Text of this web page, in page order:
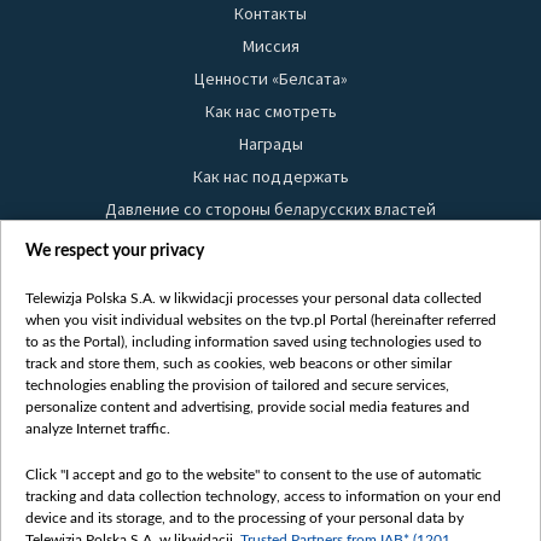
Контакты
Миссия
Ценности «Белсата»
Как нас смотреть
Награды
Как нас поддержать
Давление со стороны беларусских властей
Правила использования материалов
Безопасность
Youtube
Белсат news
Белсат Life
Belsat English
Biełsat PL
We respect your privacy
Telewizja Polska S.A. w likwidacji processes your personal data collected
when you visit individual websites on the tvp.pl Portal (hereinafter referred
to as the Portal), including information saved using technologies used to
track and store them, such as cookies, web beacons or other similar
technologies enabling the provision of tailored and secure services,
personalize content and advertising, provide social media features and
analyze Internet traffic.
Click "I accept and go to the website" to consent to the use of automatic
tracking and data collection technology, access to information on your end
device and its storage, and to the processing of your personal data by